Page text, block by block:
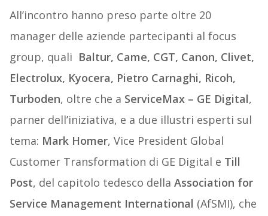
All’incontro hanno preso parte oltre 20
manager delle aziende partecipanti al focus
group, quali Baltur, Came, CGT, Canon, Clivet,
Electrolux, Kyocera, Pietro Carnaghi, Ricoh,
Turboden, oltre che a ServiceMax – GE Digital,
parner dell’iniziativa, e a due illustri esperti sul
tema: Mark Homer, Vice President Global
Customer Transformation di GE Digital e Till
Post, del capitolo tedesco della Association for
Service Management International (AfSMI), che